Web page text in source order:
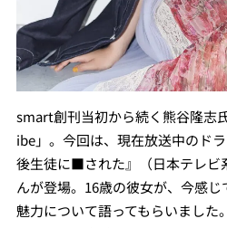
smart創刊当初から続く熊谷隆志
ibe」。今回は、現在放送中のド
後生徒に■された』（日本テレビ
んが登場。16歳の彼女が、今感
魅力について語ってもらいました